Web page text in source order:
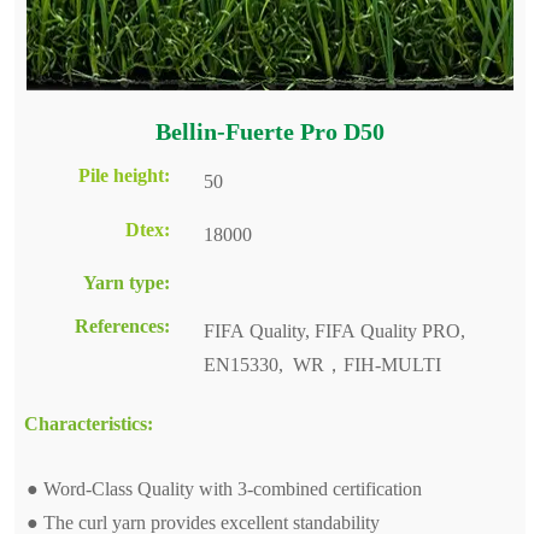
Bellin-Fuerte Pro D50
Pile height: 50
Dtex: 18000
Yarn type:
References:
FIFA Quality, FIFA Quality PRO,
EN15330, WR，FIH-MULTI
Characteristics:
● Word-Class Quality with 3-combined certification
● The curl yarn provides excellent standability